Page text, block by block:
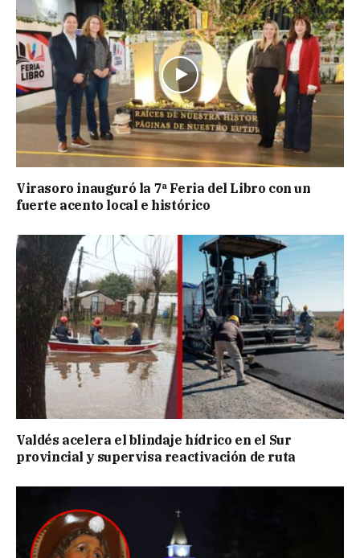
Virasoro inauguró la 7ª Feria del Libro con un
fuerte acento local e histórico
Valdés acelera el blindaje hídrico en el Sur
provincial y supervisa reactivación de ruta